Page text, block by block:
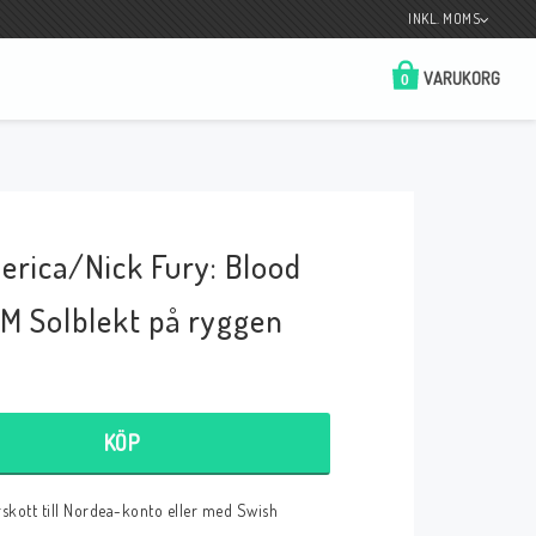
INKL. MOMS
VARUKORG
0
Betala enkelt i förskott till konto i Nordea
eller med Swish.
Nick Fury: Blood
Solblekt på ryggen
KÖP
till Nordea-konto eller med Swish